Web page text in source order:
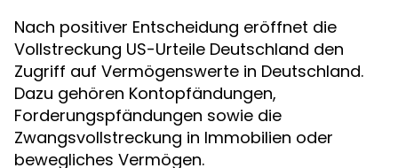
Nach positiver Entscheidung eröffnet die
Vollstreckung US-Urteile Deutschland den
Zugriff auf Vermögenswerte in Deutschland.
Dazu gehören Kontopfändungen,
Forderungspfändungen sowie die
Zwangsvollstreckung in Immobilien oder
bewegliches Vermögen.